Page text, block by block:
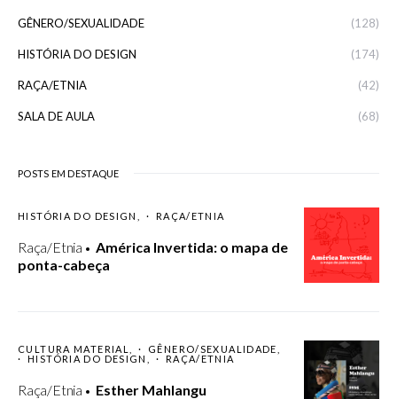
GÊNERO/SEXUALIDADE (128)
HISTÓRIA DO DESIGN (174)
RAÇA/ETNIA (42)
SALA DE AULA (68)
POSTS EM DESTAQUE
HISTÓRIA DO DESIGN RAÇA/ETNIA
Raça/Etnia
América Invertida: o mapa de
ponta-cabeça
CULTURA MATERIAL
GÊNERO/SEXUALIDADE
HISTÓRIA DO DESIGN
RAÇA/ETNIA
Raça/Etnia Esther Mahlangu